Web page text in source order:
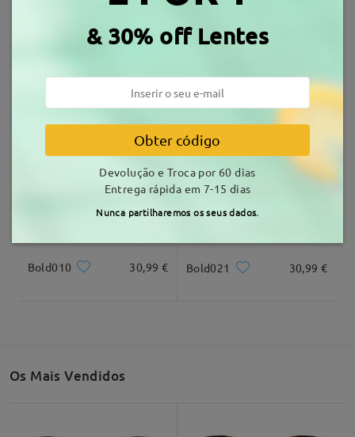
Escrever um Comentário
Bold010 30,99 € Bold021 30,99 €
Os Mais Vendidos
& 30% off Lentes
Obter código
Devolução e Troca por 60 dias
Entrega rápida em 7-15 dias
Nunca partilharemos os seus dados.